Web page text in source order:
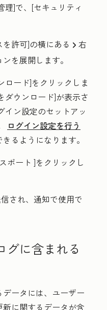
理]で、[セキュリティ
を許可]の横にある right 右
を展開します。
ロード]をクリックしま
ダウンロード]が表示さ
イン設定のセットアッ
ログイン設定を行う
るようになります。
ポート ]をクリックし
され、通知で使用で
グに含まれる
ータには、ユーザー
に関するデータが含